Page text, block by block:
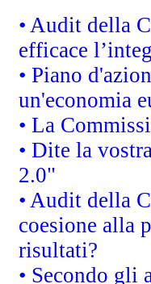
• Audit della
efficace
• Piano
un'economia
• La
• Dite la
2.0"
• Audit della
coesione alla
risultati?
• Secondo gli